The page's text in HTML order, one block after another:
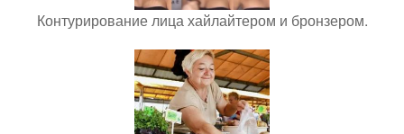
Контурирование лица хайлайтером и бронзером.